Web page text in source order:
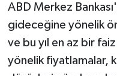
ABD Merkez
gideceğine yönelik
ve bu yıl en az bir
yönelik fiyatlamalar,